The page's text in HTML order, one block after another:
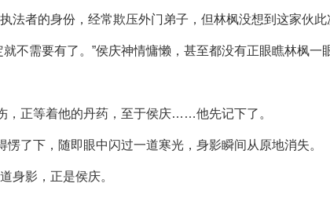
法者的身份，经常欺压外门弟子，但林枫没想到这家伙
不需要有了。”侯庆神情慵懒，甚至都没有正眼瞧林枫一
，正等着他的丹药，至于侯庆……他先记下了。
愣了下，随即眼中闪过一道寒光，身影瞬间从原地消失。
身影，正是侯庆。